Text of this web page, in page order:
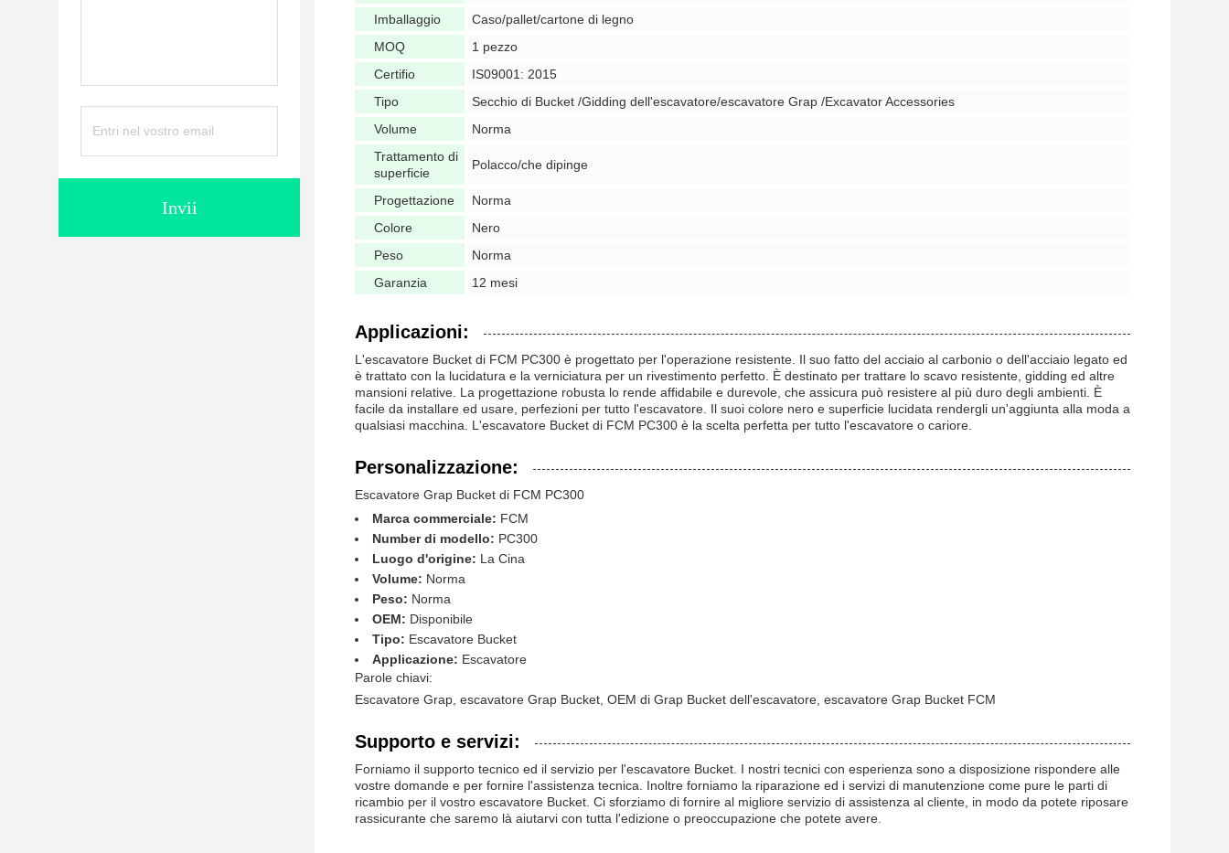
Invii
Imballaggio
Caso/pallet/cartone di legno
MOQ
1 pezzo
Certifio
IS09001: 2015
Tipo
Secchio di Bucket /Gidding dell'escavatore/escavatore Grap /Excavator Accessories
Volume
Norma
Trattamento di
superficie
Polacco/che dipinge
Progettazione
Norma
Colore
Nero
Peso
Norma
Garanzia
12 mesi
Applicazioni:
L'escavatore Bucket di FCM PC300 è progettato per l'operazione resistente. Il suo fatto del acciaio al carbonio o dell'acciaio legato ed
è trattato con la lucidatura e la verniciatura per un rivestimento perfetto. È destinato per trattare lo scavo resistente, gidding ed altre
mansioni relative. La progettazione robusta lo rende affidabile e durevole, che assicura può resistere al più duro degli ambienti. È
facile da installare ed usare, perfezioni per tutto l'escavatore. Il suoi colore nero e superficie lucidata rendergli un'aggiunta alla moda a
qualsiasi macchina. L'escavatore Bucket di FCM PC300 è la scelta perfetta per tutto l'escavatore o cariore.
Personalizzazione:
Escavatore Grap Bucket di FCM PC300
Marca commerciale: FCM
Number di modello: PC300
Luogo d'origine: La Cina
Volume: Norma
Peso: Norma
OEM: Disponibile
Tipo: Escavatore Bucket
Applicazione: Escavatore
Parole chiavi:
Escavatore Grap, escavatore Grap Bucket, OEM di Grap Bucket dell'escavatore, escavatore Grap Bucket FCM
Supporto e servizi:
Forniamo il supporto tecnico ed il servizio per l'escavatore Bucket. I nostri tecnici con esperienza sono a disposizione rispondere alle
vostre domande e per fornire l'assistenza tecnica. Inoltre forniamo la riparazione ed i servizi di manutenzione come pure le parti di
ricambio per il vostro escavatore Bucket. Ci sforziamo di fornire al migliore servizio di assistenza al cliente, in modo da potete riposare
rassicurante che saremo là aiutarvi con tutta l'edizione o preoccupazione che potete avere.